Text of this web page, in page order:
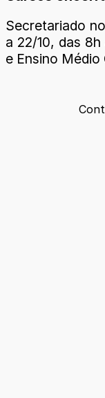
Secretariado
a 22/10, das 8h
e Ensino Médio